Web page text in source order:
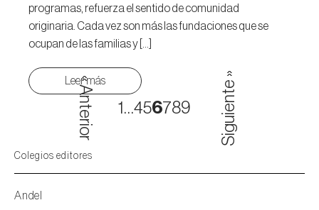
Colegios editores
Andel
programas, refuerza el sentido de comunidad
originaria. Cada vez son más las fundaciones que se
ocupan de las familias y […]
Leer más
« Anterior 1…456789 Siguiente »